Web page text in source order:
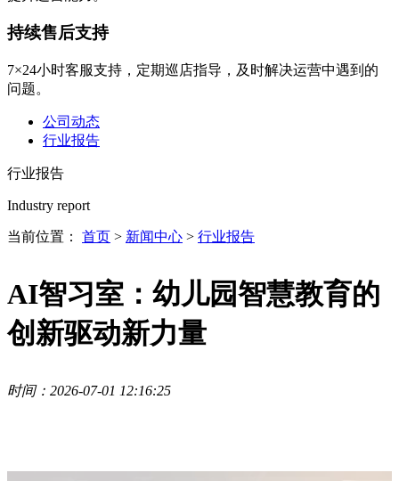
持续售后支持
7×24小时客服支持，定期巡店指导，及时解决运营中遇到的
问题。
公司动态
行业报告
行业报告
Industry report
当前位置： 首页 > 新闻中心 > 行业报告
AI智习室：幼儿园智慧教育的
创新驱动新力量
时间：2026-07-01 12:16:25